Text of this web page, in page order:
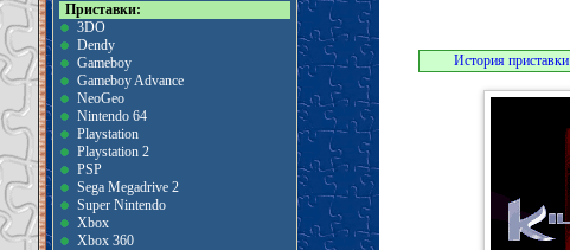
Приставки:
3DO
Dendy
Gameboy
Gameboy Advance
NeoGeo
Nintendo 64
Playstation
Playstation 2
PSP
Sega Megadrive 2
Super Nintendo
Xbox
Xbox 360
История приставки